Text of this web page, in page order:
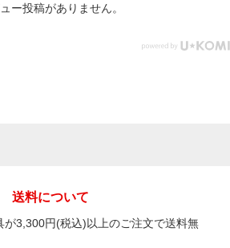
ー投稿がありません。
送料について
が3,300円(税込)以上のご注文で送料無